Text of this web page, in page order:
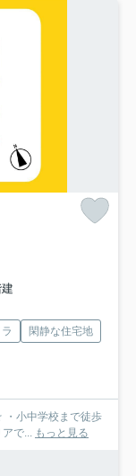
閑静な住宅地
・小中学校まで徒歩
で... もっと見る